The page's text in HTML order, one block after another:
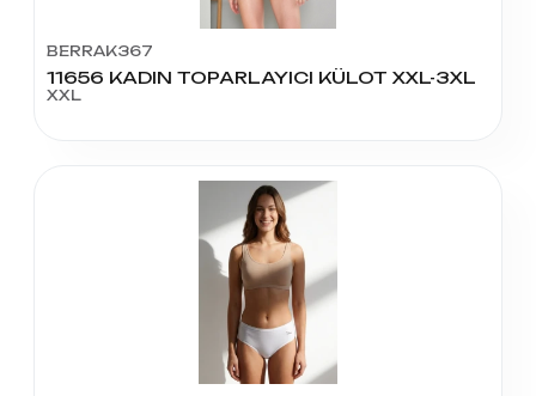
BERRAK367
11656 KADIN TOPARLAYICI KÜLOT XXL-3XL
XXL